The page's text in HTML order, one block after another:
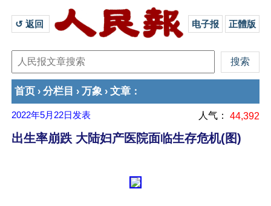
↺ 返回 电子报 正體版
首页 › 分栏目 › 万象 › 文章 ：
2022年5月22日 发表 人气： 44,392
出生率崩跌 大陆妇产医院面临生存危机(图)